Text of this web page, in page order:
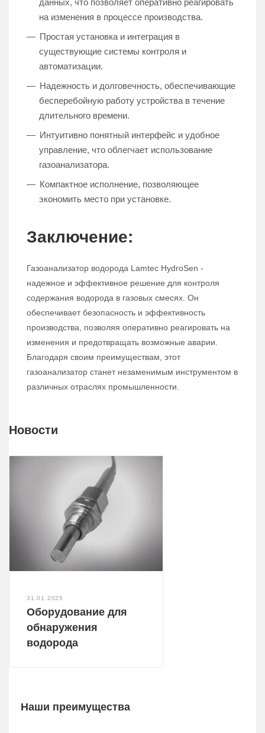
данных, что позволяет оперативно реагировать
на изменения в процессе производства.
Простая установка и интеграция в
существующие системы контроля и
автоматизации.
Надежность и долговечность, обеспечивающие
бесперебойную работу устройства в течение
длительного времени.
Интуитивно понятный интерфейс и удобное
управление, что облегчает использование
газоанализатора.
Компактное исполнение, позволяющее
экономить место при установке.
Заключение:
Газоанализатор водорода Lamtec HydroSen -
надежное и эффективное решение для контроля
содержания водорода в газовых смесях. Он
обеспечивает безопасность и эффективность
производства, позволяя оперативно реагировать на
изменения и предотвращать возможные аварии.
Благодаря своим преимуществам, этот
газоанализатор станет незаменимым инструментом в
различных отраслях промышленности.
Новости
31.01.2025
Оборудование для
обнаружения
водорода
Наши преимущества